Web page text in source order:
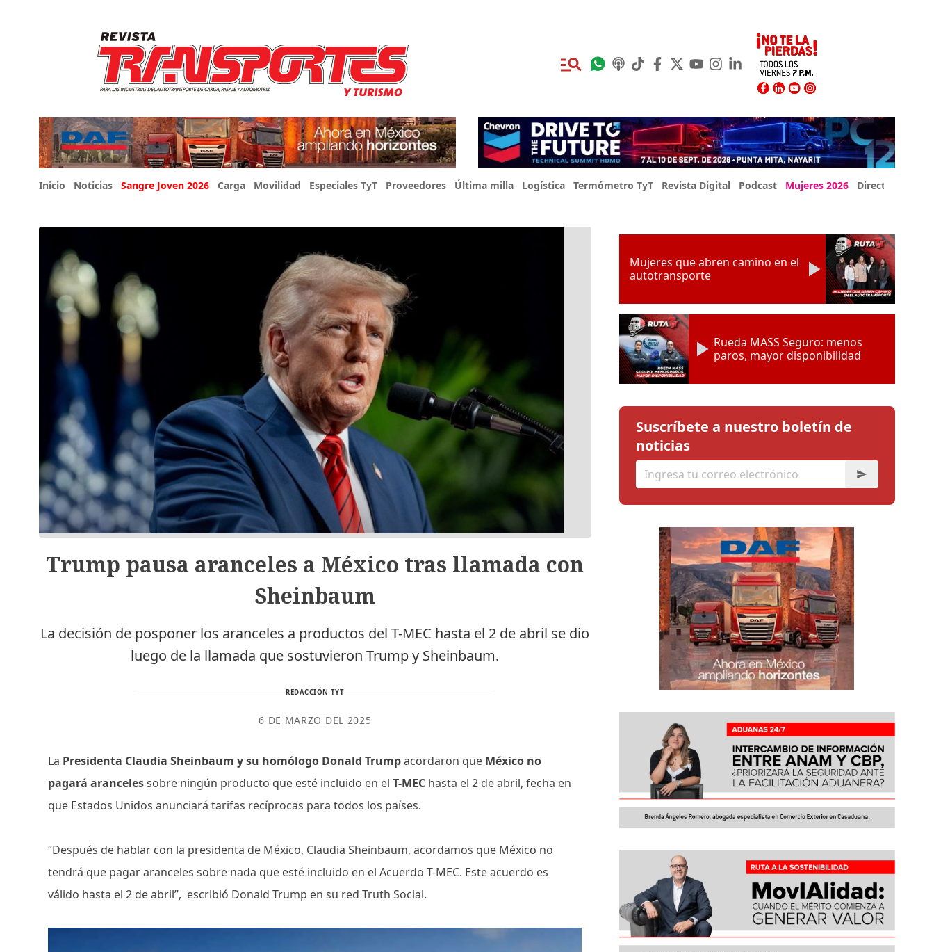
Inicio Noticias Sangre Joven 2026 Carga Movilidad Especiales TyT Proveedores Última milla Logística Termómetro TyT Revista Digital Podcast Mujeres 2026 Directorio Expo
Trump pausa aranceles a México tras llamada con
Sheinbaum
La decisión de posponer los aranceles a productos del T-MEC hasta el 2 de abril se dio
luego de la llamada que sostuvieron Trump y Sheinbaum.
REDACCIÓN TYT
6 DE MARZO DEL 2025
La Presidenta Claudia Sheinbaum y su homólogo Donald Trumpacordaron que México no
pagará arancelessobre ningún producto que esté incluido en elT-MEC hasta el 2 de abril, fecha en
que Estados Unidos anunciará tarifas recíprocas para todos los países.
“Después de hablar con la presidenta de México, Claudia Sheinbaum, acordamos que México no
tendrá que pagar aranceles sobre nada que esté incluido en el Acuerdo T-MEC. Este acuerdo es
válido hasta el 2 de abril”, escribió Donald Trump en su red Truth Social.
Mujeres que abren camino en el
autotransporte
Rueda MASS Seguro: menos
paros, mayor disponibilidad
Suscríbete a nuestro boletín de
noticias